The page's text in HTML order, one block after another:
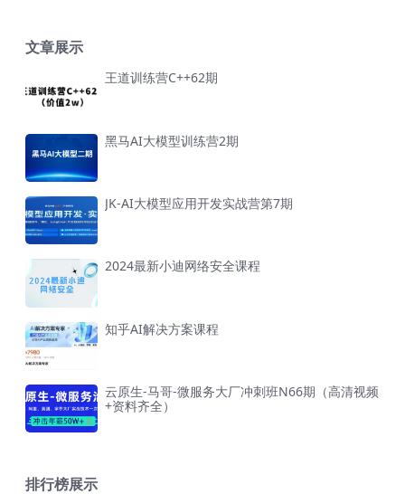
文章展示
王道训练营C++62期
黑马AI大模型训练营2期
JK-AI大模型应用开发实战营第7期
2024最新小迪网络安全课程
知乎AI解决方案课程
云原生-马哥-微服务大厂冲刺班N66期（高清视频
+资料齐全）
排行榜展示